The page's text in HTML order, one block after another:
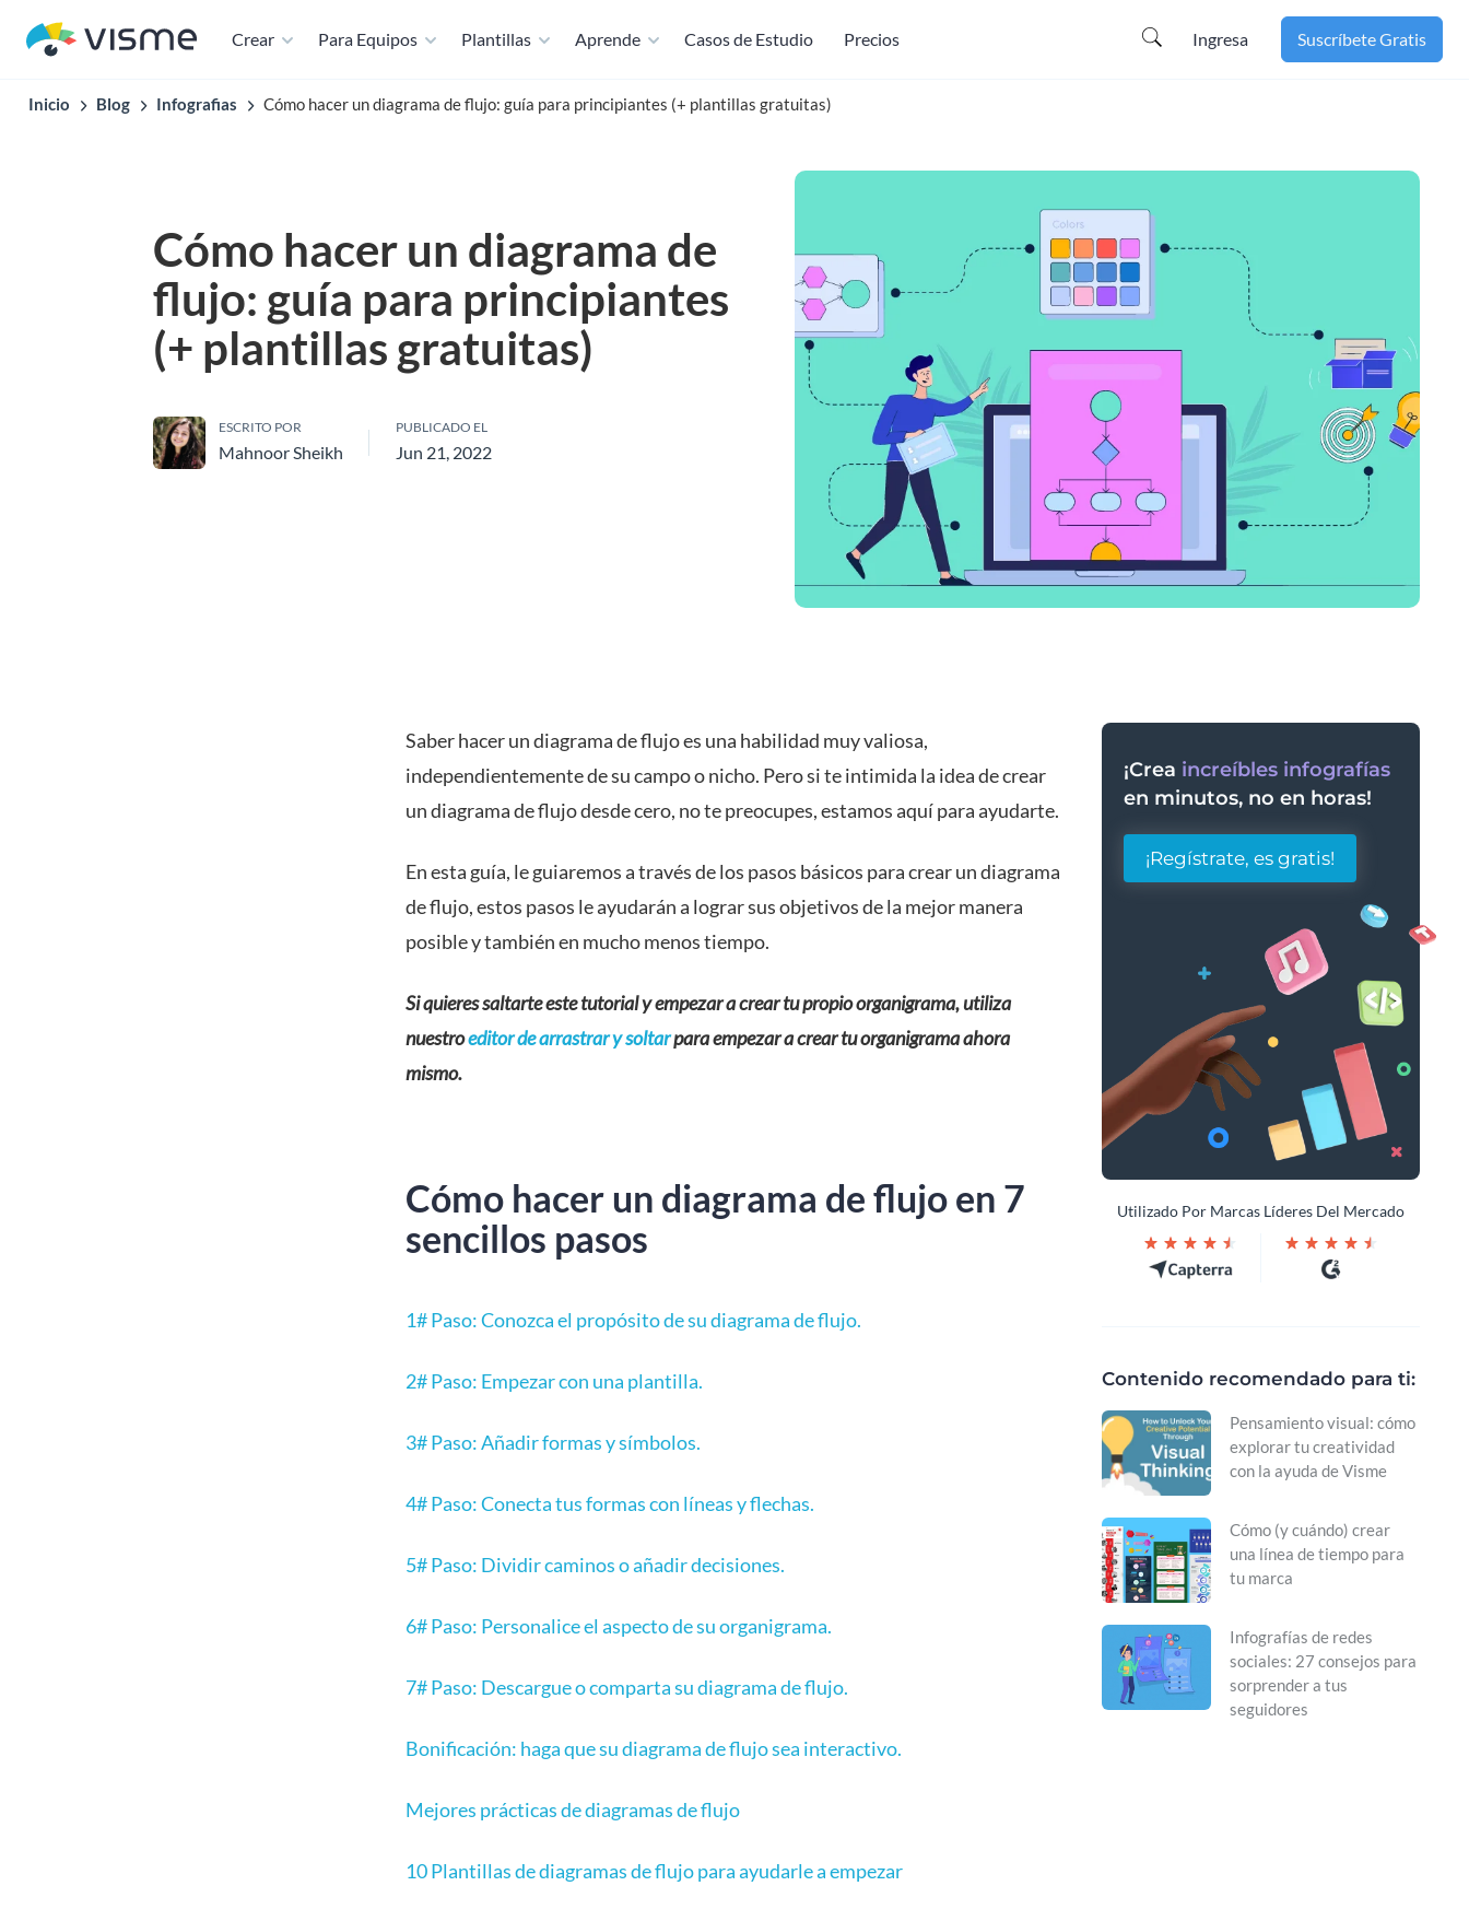
Crear Para Equipos Plantillas Aprende Casos de Estudio Precios Ingresa Suscríbete Gratis
Inicio Blog Infografias Cómo hacer un diagrama de flujo: guía para principiantes (+ plantillas gratuitas)
Cómo hacer un diagrama de
flujo: guía para principiantes
(+ plantillas gratuitas)
ESCRITO POR
Mahnoor Sheikh
PUBLICADO EL
Jun 21, 2022
Saber hacer un diagrama de flujo es una habilidad muy valiosa,
independientemente de su campo o nicho. Pero si te intimida la idea de crear
un diagrama de flujo desde cero, no te preocupes, estamos aquí para ayudarte.
En esta guía, le guiaremos a través de los pasos básicos para crear un diagrama
de flujo, estos pasos le ayudarán a lograr sus objetivos de la mejor manera
posible y también en mucho menos tiempo.
Si quieres saltarte este tutorial y empezar a crear tu propio organigrama, utiliza
nuestroeditor de arrastrar y soltarpara empezar a crear tu organigrama ahora
mismo.
Cómo hacer un diagrama de flujo en 7
sencillos pasos
1# Paso: Conozca el propósito de su diagrama de flujo.
2# Paso: Empezar con una plantilla.
3# Paso: Añadir formas y símbolos.
4# Paso: Conecta tus formas con líneas y flechas.
5# Paso: Dividir caminos o añadir decisiones.
6# Paso: Personalice el aspecto de su organigrama.
7# Paso: Descargue o comparta su diagrama de flujo.
Bonificación: haga que su diagrama de flujo sea interactivo.
Mejores prácticas de diagramas de flujo
10 Plantillas de diagramas de flujo para ayudarle a empezar
¡Crea increíbles infografías
en minutos, no en horas!
¡Regístrate, es gratis!
Utilizado Por Marcas Líderes Del Mercado
Contenido recomendado para ti:
Pensamiento visual: cómo
explorar tu creatividad
con la ayuda de Visme
Cómo (y cuándo) crear
una línea de tiempo para
tu marca
Infografías de redes
sociales: 27 consejos para
sorprender a tus
seguidores